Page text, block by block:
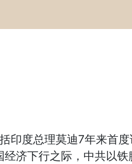
度总理莫迪7年来首
济下行之际，中共以